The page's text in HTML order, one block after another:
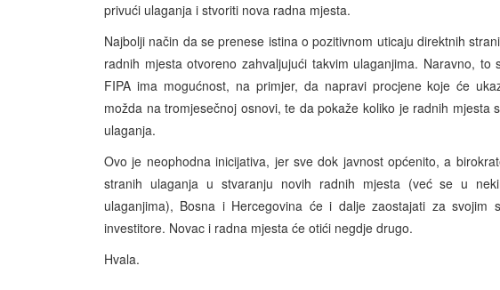
privući ulaganja i stvoriti nova radna mjesta.
Najbolji način da se prenese istina o pozitivnom uticaju direktnih
radnih mjesta otvoreno zahvaljujući takvim ulaganjima. Naravno,
FIPA ima mogućnost, na primjer, da napravi procjene koje će
možda na tromjesečnoj osnovi, te da pokaže koliko je radnih mjesta
ulaganja.
Ovo je neophodna inicijativa, jer sve dok javnost općenito, a
stranih ulaganja u stvaranju novih radnih mjesta (već se u
ulaganjima), Bosna i Hercegovina će i dalje zaostajati za svojim
investitore. Novac i radna mjesta će otići negdje drugo.
Hvala.